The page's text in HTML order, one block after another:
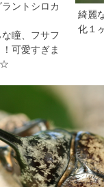
ントシロカ
瞳、フサフ
可愛すぎま
☆
綺麗
化１